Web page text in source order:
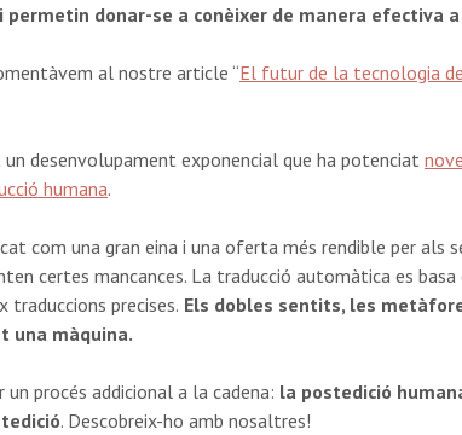
donar-se a conèixer de manera efectiva
al nostre article “El futur de la tecnologia
desenvolupament exponencial que ha potenciat
humana.
com una gran eina i una oferta més rendible per als
certes mancances. La traducció automàtica es
precises. Els dobles sentits, les
una màquina.
procés addicional a la cadena: la postedició
. Descobreix-ho amb nosaltres!